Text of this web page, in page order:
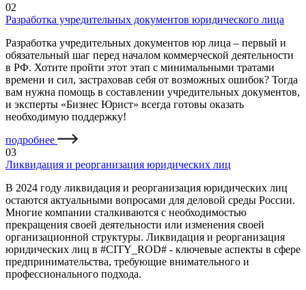
02
Разработка учредительных документов юридического лица
Разработка учредительных документов юр лица – первый и
обязательный шаг перед началом коммерческой деятельности
в РФ. Хотите пройти этот этап с минимальными тратами
времени и сил, застраховав себя от возможных ошибок? Тогда
вам нужна помощь в составлении учредительных документов,
и эксперты «Бизнес Юрист» всегда готовы оказать
необходимую поддержку!
подробнее
03
Ликвидация и реорганизация юридических лиц
В 2024 году ликвидация и реорганизация юридических лиц
остаются актуальными вопросами для деловой среды России.
Многие компании сталкиваются с необходимостью
прекращения своей деятельности или изменения своей
организационной структуры. Ликвидация и реорганизация
юридических лиц в #CITY_ROD# - ключевые аспекты в сфере
предпринимательства, требующие внимательного и
профессионального подхода.